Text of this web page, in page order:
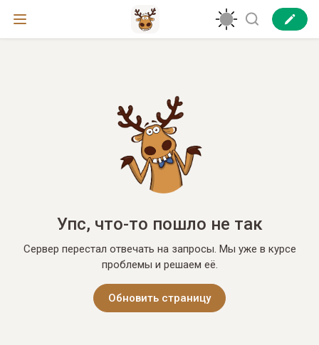
Упс, что-то пошло не так
Сервер перестал отвечать на запросы. Мы уже в курсе
проблемы и решаем её.
Обновить страницу